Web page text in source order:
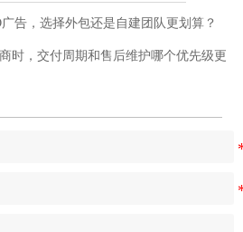
告，选择外包还是自建团队更划算？
时，交付周期和售后维护哪个优先级更